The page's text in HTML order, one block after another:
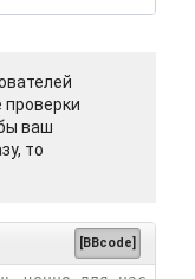
проверки
ваш
то
[BBcode]